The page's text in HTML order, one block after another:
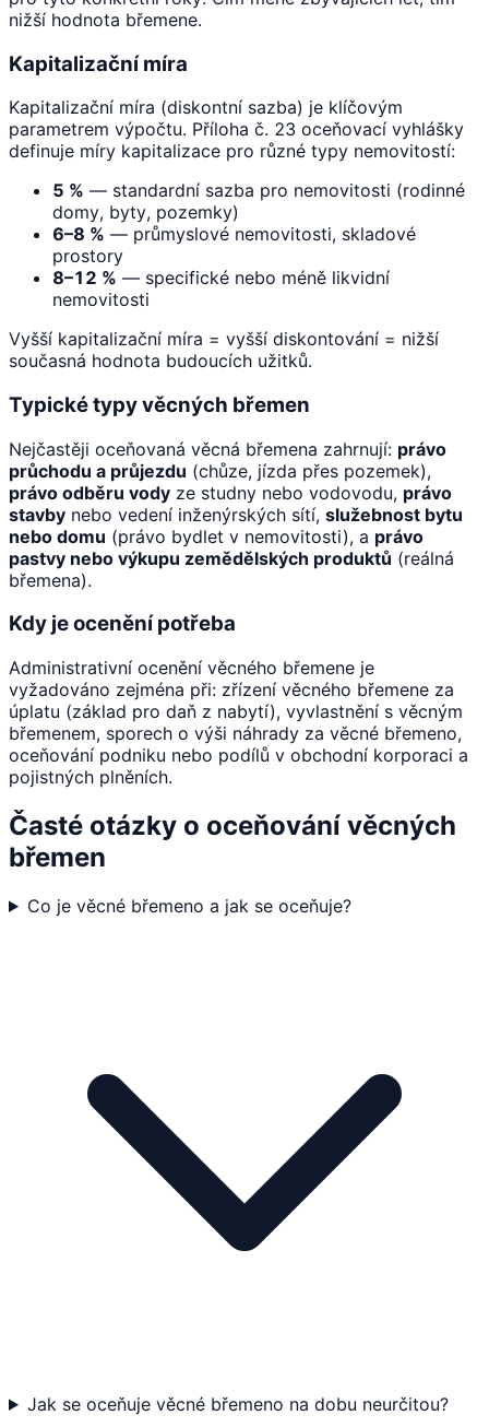
nižší hodnota břemene.
Kapitalizační míra
Kapitalizační míra (diskontní sazba) je klíčovým
parametrem výpočtu. Příloha č. 23 oceňovací vyhlášky
definuje míry kapitalizace pro různé typy nemovitostí:
5 % — standardní sazba pro nemovitosti (rodinné
domy, byty, pozemky)
6–8 % — průmyslové nemovitosti, skladové
prostory
8–12 % — specifické nebo méně likvidní
nemovitosti
Vyšší kapitalizační míra = vyšší diskontování = nižší
současná hodnota budoucích užitků.
Typické typy věcných břemen
Nejčastěji oceňovaná věcná břemena zahrnují: právo
průchodu a průjezdu (chůze, jízda přes pozemek),
právo odběru vody ze studny nebo vodovodu, právo
stavby nebo vedení inženýrských sítí, služebnost bytu
nebo domu (právo bydlet v nemovitosti), a právo
pastvy nebo výkupu zemědělských produktů (reálná
břemena).
Kdy je ocenění potřeba
Administrativní ocenění věcného břemene je
vyžadováno zejména při: zřízení věcného břemene za
úplatu (základ pro daň z nabytí), vyvlastnění s věcným
břemenem, sporech o výši náhrady za věcné břemeno,
oceňování podniku nebo podílů v obchodní korporaci a
pojistných plněních.
Časté otázky o oceňování věcných
břemen
Co je věcné břemeno a jak se oceňuje?
Jak se oceňuje věcné břemeno na dobu neurčitou?